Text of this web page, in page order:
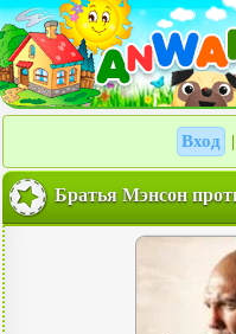
Вход
Братья Мэнсон